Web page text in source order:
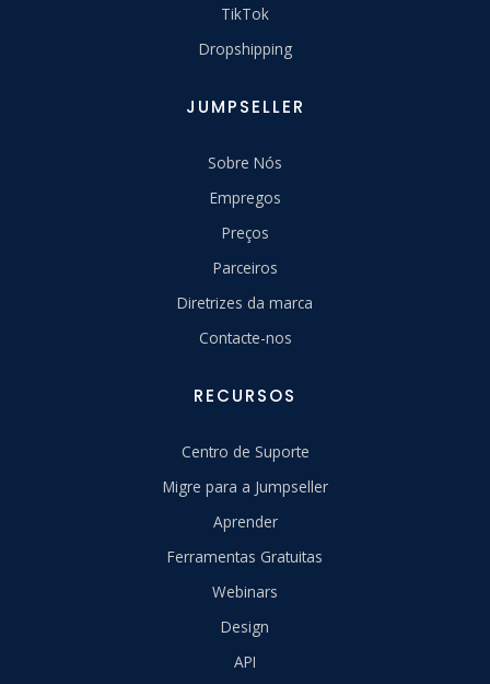
TikTok
Dropshipping
JUMPSELLER
Sobre Nós
Empregos
Preços
Parceiros
Diretrizes da marca
Contacte-nos
RECURSOS
Centro de Suporte
Migre para a Jumpseller
Aprender
Ferramentas Gratuitas
Webinars
Design
API